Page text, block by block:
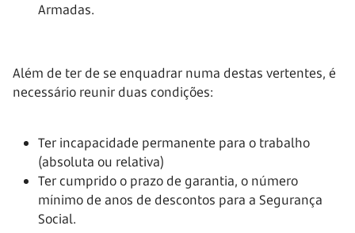
Armadas.
Além de ter de se enquadrar numa destas vertentes, é
necessário reunir duas condições:
Ter incapacidade permanente para o trabalho
(absoluta ou relativa)
Ter cumprido o prazo de garantia, o número
mínimo de anos de descontos para a Segurança
Social.